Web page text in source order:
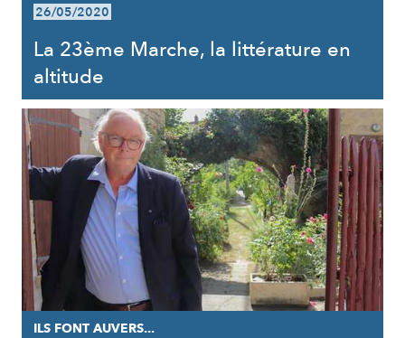
26/05/2020
La 23ème Marche, la littérature en
altitude
ILS FONT AUVERS...